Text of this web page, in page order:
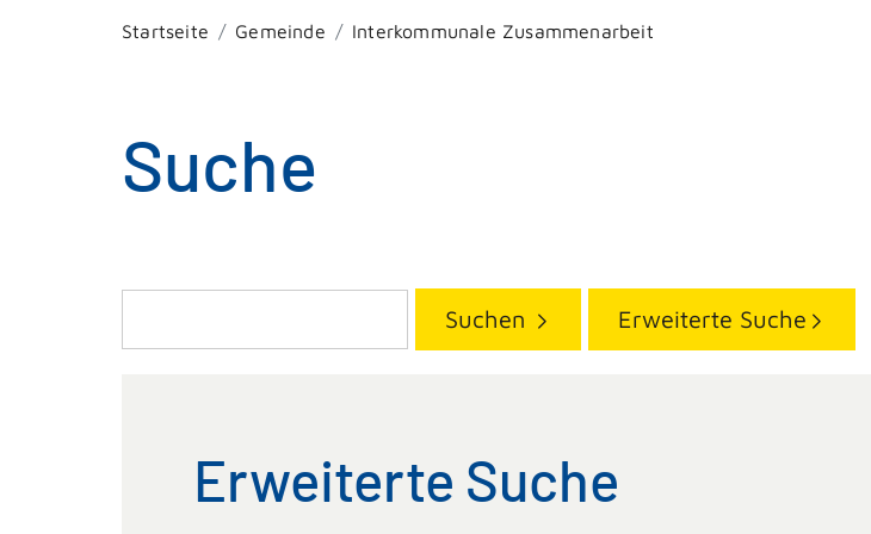
Startseite Gemeinde Interkommunale Zusammenarbeit
Suche
Suchen Erweiterte Suche
Erweiterte Suche